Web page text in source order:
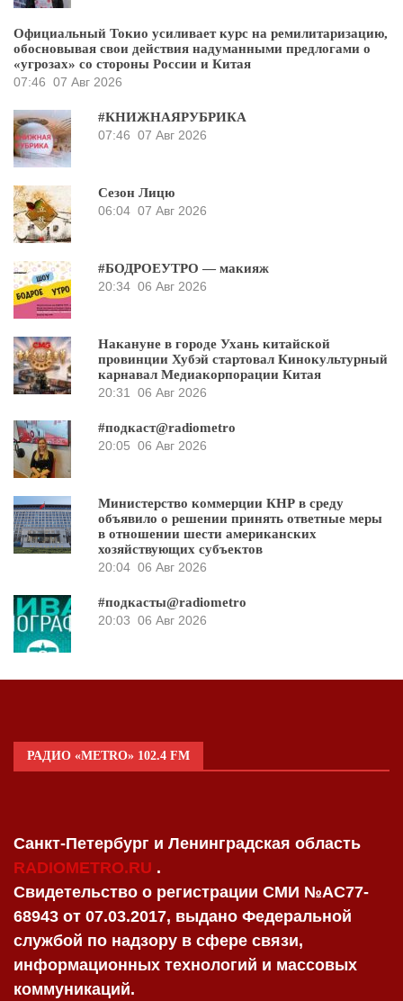
Официальный Токио усиливает курс на ремилитаризацию,
обосновывая свои действия надуманными предлогами о
«угрозах» со стороны России и Китая
07:46 07 Авг 2026
#КНИЖНАЯРУБРИКА
07:46 07 Авг 2026
Сезон Лицю
06:04 07 Авг 2026
#БОДРОЕУТРО — макияж
20:34 06 Авг 2026
Накануне в городе Ухань китайской
провинции Хубэй стартовал Кинокультурный
карнавал Медиакорпорации Китая
20:31
06 Авг 2026
#подкаст@radiometro
20:05 06 Авг 2026
Министерство коммерции КНР в среду
объявило о решении принять ответные меры
в отношении шести американских
хозяйствующих субъектов
20:04 06 Авг 2026
#подкасты@radiometro
20:03 06 Авг 2026
РАДИО «METRO» 102.4 FM
Санкт-Петербург и Ленинградская область
RADIOMETRO.RU .
Свидетельство о регистрации СМИ №AC77-
68943 от 07.03.2017, выдано Федеральной
службой по надзору в сфере связи,
информационных технологий и массовых
коммуникаций.